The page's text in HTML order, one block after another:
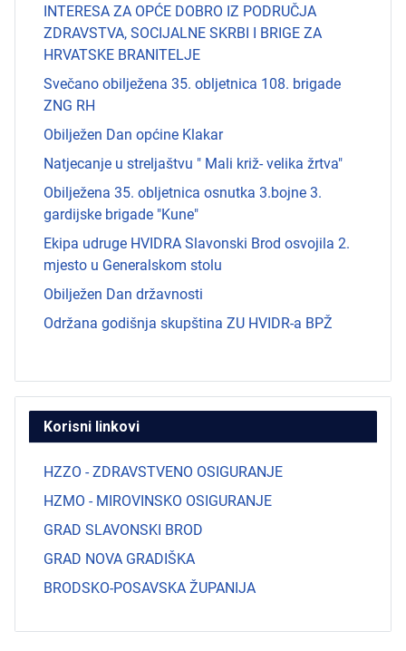
INTERESA ZA OPĆE DOBRO IZ PODRUČJA
ZDRAVSTVA, SOCIJALNE SKRBI I BRIGE ZA
HRVATSKE BRANITELJE
Svečano obilježena 35. obljetnica 108. brigade
ZNG RH
Obilježen Dan općine Klakar
Natjecanje u streljaštvu " Mali križ- velika žrtva"
Obilježena 35. obljetnica osnutka 3.bojne 3.
gardijske brigade "Kune"
Ekipa udruge HVIDRA Slavonski Brod osvojila 2.
mjesto u Generalskom stolu
Obilježen Dan državnosti
Održana godišnja skupština ZU HVIDR-a BPŽ
Korisni linkovi
HZZO - ZDRAVSTVENO OSIGURANJE
HZMO - MIROVINSKO OSIGURANJE
GRAD SLAVONSKI BROD
GRAD NOVA GRADIŠKA
BRODSKO-POSAVSKA ŽUPANIJA